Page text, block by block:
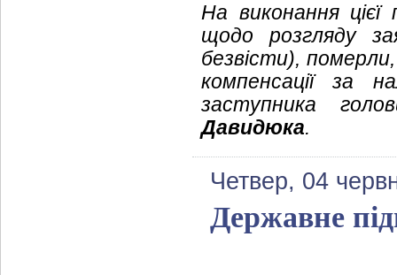
На виконання
щодо розгляду
безвісти),
компенсації за
заступника
Давидюка.
Четвер, 04
Державне